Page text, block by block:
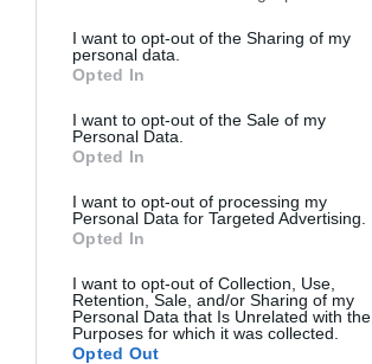
I want to opt-out of the Sharing of my
personal data.
Opted In
I want to opt-out of the Sale of my
Personal Data.
Opted In
I want to opt-out of processing my
Personal Data for Targeted Advertising.
Opted In
I want to opt-out of Collection, Use,
Retention, Sale, and/or Sharing of my
Personal Data that Is Unrelated with the
Purposes for which it was collected.
Opted Out